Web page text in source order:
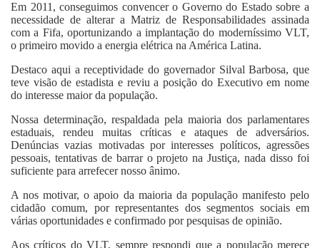
Em 2011, conseguimos convencer o Governo do Estado sobre a
necessidade de alterar a Matriz de Responsabilidades assinada
com a Fifa, oportunizando a implantação do moderníssimo VLT,
o primeiro movido a energia elétrica na América Latina.
Destaco aqui a receptividade do governador Silval Barbosa, que
teve visão de estadista e reviu a posição do Executivo em nome
do interesse maior da população.
Nossa determinação, respaldada pela maioria dos parlamentares
estaduais, rendeu muitas críticas e ataques de adversários.
Denúncias vazias motivadas por interesses políticos, agressões
pessoais, tentativas de barrar o projeto na Justiça, nada disso foi
suficiente para arrefecer nosso ânimo.
A nos motivar, o apoio da maioria da população manifesto pelo
cidadão comum, por representantes dos segmentos sociais em
várias oportunidades e confirmado por pesquisas de opinião.
Aos críticos do VLT, sempre respondi que a população merece